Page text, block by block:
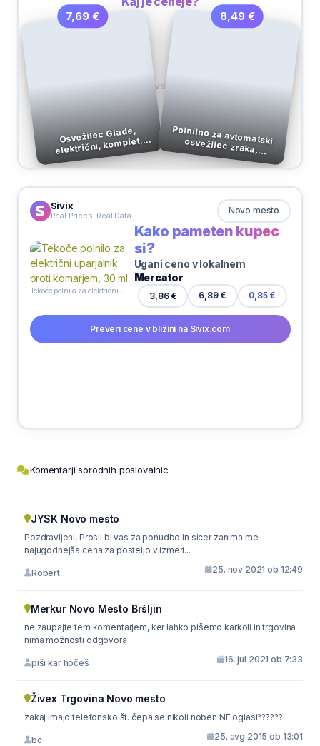
7,69 €
Osvežilec Glade,
električni, komplet,
Relaxing Zen, 20 ml
VS
8,49 €
Polnilno za avtomatski osvežilec zraka, Relaxing Zen, Glade, 269
ml
Sivix
Real Prices. Real Data Novo mesto
Kako pameten kupec
si?
Ugani ceno v lokalnem
Mercator
3,86 € 6,89 € 0,85 €
Preveri cene v bližini na Sivix.com
Komentarji sorodnih poslovalnic
JYSK Novo mesto
Pozdravljeni, Prosil bi vas za ponudbo in sicer zanima me
najugodnejša cena za posteljo v izmeri...
Robert 25. nov 2021 ob 12:49
Merkur Novo Mesto Bršljin
ne zaupajte tem komentarjem, ker lahko pišemo karkoli in trgovina
nima možnosti odgovora
piši kar hočeš 16. jul 2021 ob 7:33
Živex Trgovina Novo mesto
zakaj imajo telefonsko št. čepa se nikoli noben NE oglasi??????
bc 25. avg 2015 ob 13:01